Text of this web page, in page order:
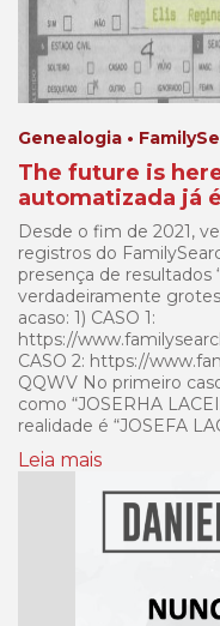
Genealogia •
The future is
automatizada já
Desde o fim de 2021,
registros do
presença de resultados
verdadeiramente
acaso: 1) CASO 1:
https://
CASO 2: https://
QQWV No primeiro
como “JOSERHA
realidade é “JOSEFA
Leia mais